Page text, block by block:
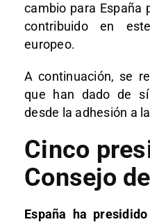
cambio para España
contribuido en
europeo.
A continuación, se
que han dado de
desde la adhesión a la
Cinco
Consejo
España ha